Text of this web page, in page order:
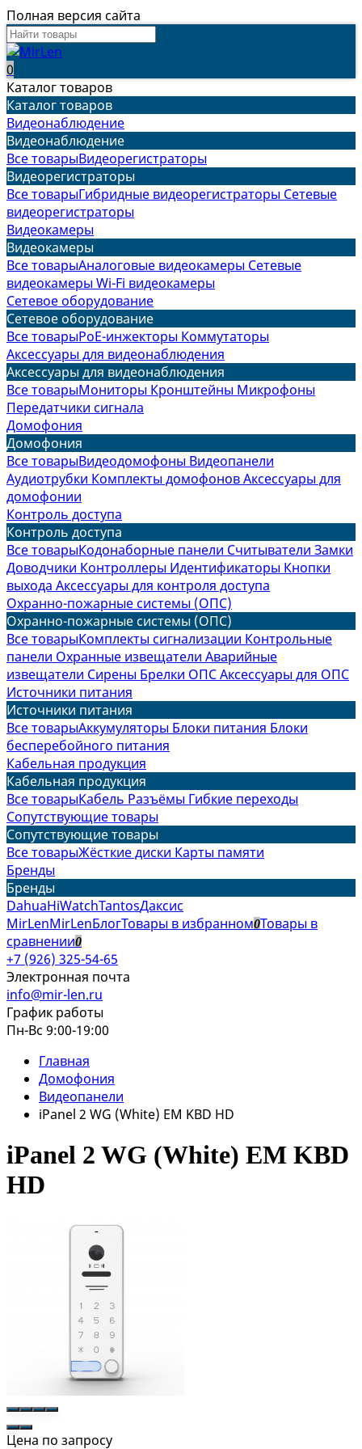
Полная версия сайта
0
Каталог товаров
Каталог товаров
Видеонаблюдение
Видеонаблюдение
Все товарыВидеорегистраторы
Видеорегистраторы
Все товарыГибридные видеорегистраторы Сетевые
видеорегистраторы
Видеокамеры
Видеокамеры
Все товарыАналоговые видеокамеры Сетевые
видеокамерыWi-Fi видеокамеры
Сетевое оборудование
Сетевое оборудование
Все товарыPoE-инжекторы Коммутаторы
Аксессуары для видеонаблюдения
Аксессуары для видеонаблюдения
Все товарыМониторы Кронштейны Микрофоны
Передатчики сигнала
Домофония
Домофония
Все товарыВидеодомофоны Видеопанели
Аудиотрубки Комплекты домофоновАксессуары для
домофонии
Контроль доступа
Контроль доступа
Все товарыКодонаборные панели Считыватели Замки
Доводчики Контроллеры Идентификаторы Кнопки
выхода Аксессуары для контроля доступа
Охранно-пожарные системы (ОПС)
Охранно-пожарные системы (ОПС)
Все товарыКомплекты сигнализации Контрольные
панели Охранные извещатели Аварийные
извещатели Сирены Брелки ОПСАксессуары для ОПС
Источники питания
Источники питания
Все товарыАккумуляторы Блоки питания Блоки
бесперебойного питания
Кабельная продукция
Кабельная продукция
Все товарыКабель Разъёмы Гибкие переходы
Сопутствующие товары
Сопутствующие товары
Все товарыЖёсткие диски Карты памяти
Бренды
Бренды
DahuaHiWatchTantosДаксис
MirLenMirLenБлогТовары в избранном0Товары в
сравнении0
+7 (926) 325-54-65
Электронная почта
info@mir-len.ru
График работы
Пн-Вс 9:00-19:00
Главная
Домофония
Видеопанели
iPanel 2 WG (White) EM KBD HD
iPanel 2 WG (White) EM KBD
HD
Цена по запросу